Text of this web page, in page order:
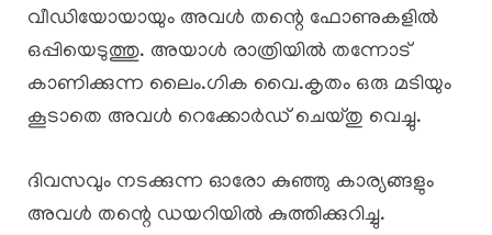
വീഡിയോയായും അവൾ തന്റെ ഫോണുകളിൽ
ഒപ്പിയെടുത്തു. അയാൾ രാത്രിയിൽ തന്നോട്
കാണിക്കുന്ന ലൈം.ഗിക വൈ.കൃതം ഒരു മടിയും
കൂടാതെ അവൾ റെക്കോർഡ് ചെയ്തു വെച്ചു.
ദിവസവും നടക്കുന്ന ഓരോ കുഞ്ഞു കാര്യങ്ങളും
അവൾ തന്റെ ഡയറിയിൽ കുത്തിക്കുറിച്ചു.